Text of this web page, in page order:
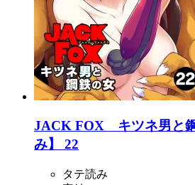
JACK FOX キツネ男と
み】 22
タテ読み